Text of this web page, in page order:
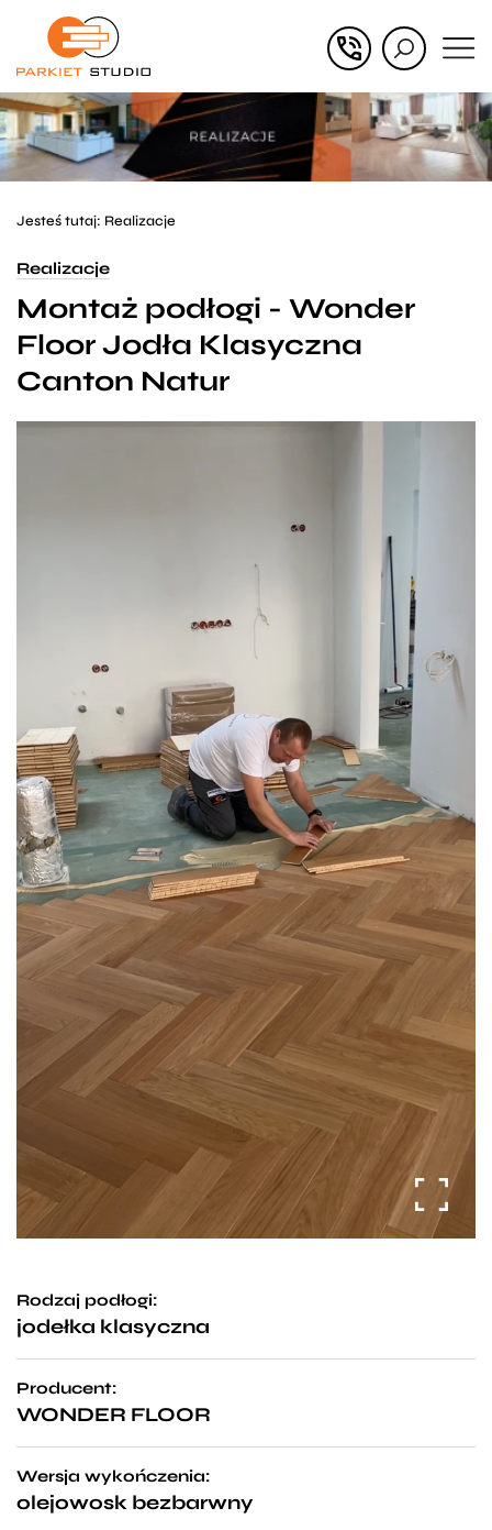
Przejdź
głównego
Przejdź
menu
w
stopce
Jesteś tutaj: Realizacje
Realizacje
Montaż podłogi - Wonder
Floor Jodła Klasyczna
Canton Natur
Rodzaj podłogi:
jodełka klasyczna
Producent:
WONDER FLOOR
Wersja wykończenia:
olejowosk bezbarwny